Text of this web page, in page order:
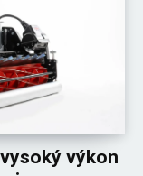
výkon